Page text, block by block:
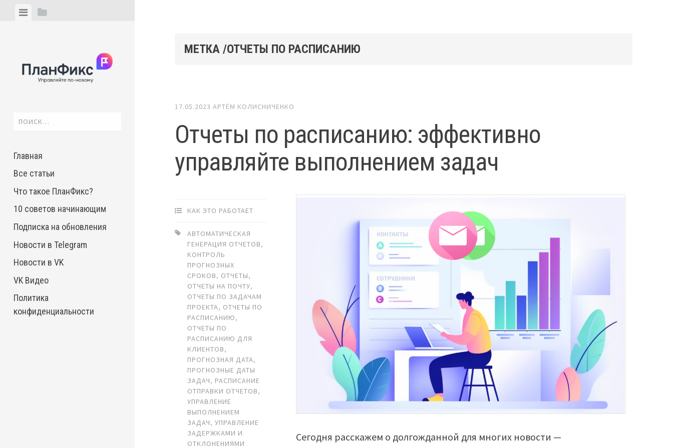
ViewView
Найти:
Главная
Все статьи
Что такое ПланФикс?
10 советов начинающим
Подписка на обновления
Новости в Telegram
Новости в VK
VK Видео
Политика
конфиденциальности
МЕТКА /ОТЧЕТЫ ПО РАСПИСАНИЮ
17.05.2023 АРТЁМ КОЛИСНИЧЕНКО
Отчеты по расписанию: эффективно
управляйте выполнением задач
КАК ЭТО РАБОТАЕТ
АВТОМАТИЧЕСКАЯ
ГЕНЕРАЦИЯ ОТЧЕТОВ,
КОНТРОЛЬ
ПРОГНОЗНЫХ
СРОКОВ, ОТЧЕТЫ,
ОТЧЕТЫ НА ПОЧТУ,
ОТЧЕТЫ ПО ЗАДАЧАМ
ПРОЕКТА, ОТЧЕТЫ ПО
РАСПИСАНИЮ,
ОТЧЕТЫ ПО
РАСПИСАНИЮ ДЛЯ
КЛИЕНТОВ,
ПРОГНОЗНАЯ ДАТА,
ПРОГНОЗНЫЕ ДАТЫ
ЗАДАЧ, РАСПИСАНИЕ
ОТПРАВКИ ОТЧЕТОВ,
УПРАВЛЕНИЕ
ВЫПОЛНЕНИЕМ
ЗАДАЧ,УПРАВЛЕНИЕ
ЗАДЕРЖКАМИ И
ОТКЛОНЕНИЯМИ
Сегодня расскажем о долгожданной для многих новости —